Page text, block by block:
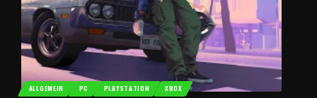
ALLGEMEIN PC PLAYSTATION XBOX